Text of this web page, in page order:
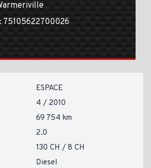
75105622700026
ESPACE
4 / 2010
69 754 km
2.0
130 CH / 8 CH
Diesel